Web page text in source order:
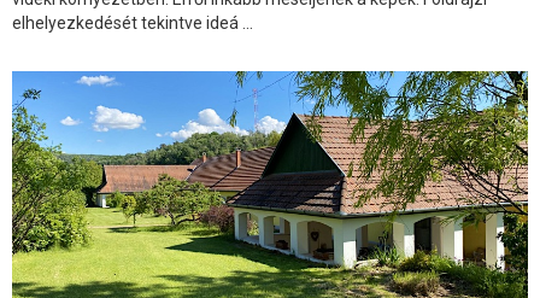
elhelyezkedését tekintve ideá ...